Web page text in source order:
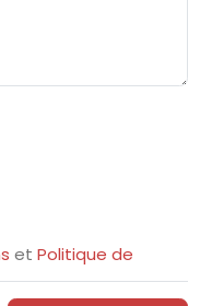
et Politique de